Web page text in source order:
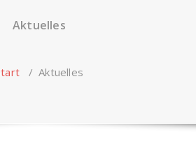
Aktuelles
/Aktuelles